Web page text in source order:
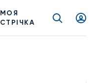
МОЯ
СТРІЧКА